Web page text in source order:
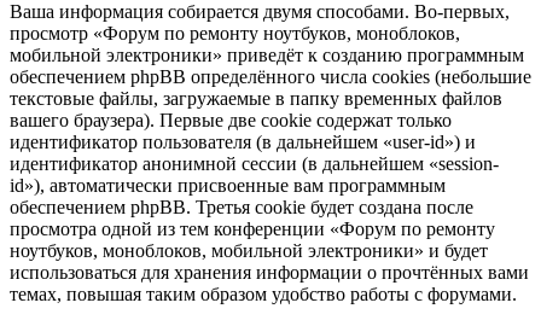
Ваша информация собирается двумя способами. Во-первых,
просмотр «Форум по ремонту ноутбуков, моноблоков,
мобильной электроники» приведёт к созданию программным
обеспечением phpBB определённого числа cookies (небольшие
текстовые файлы, загружаемые в папку временных файлов
вашего браузера). Первые две cookie содержат только
идентификатор пользователя (в дальнейшем «user-id») и
идентификатор анонимной сессии (в дальнейшем «session-
id»), автоматически присвоенные вам программным
обеспечением phpBB. Третья cookie будет создана после
просмотра одной из тем конференции «Форум по ремонту
ноутбуков, моноблоков, мобильной электроники» и будет
использоваться для хранения информации о прочтённых вами
темах, повышая таким образом удобство работы с форумами.